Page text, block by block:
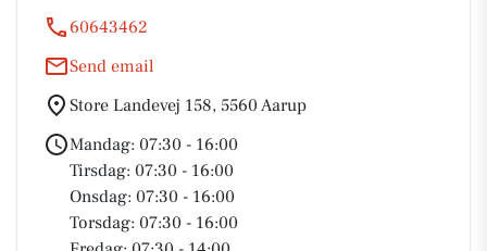
60643462
Send email
Store Landevej 158, 5560 Aarup
Mandag: 07:30 - 16:00
Tirsdag: 07:30 - 16:00
Onsdag: 07:30 - 16:00
Torsdag: 07:30 - 16:00